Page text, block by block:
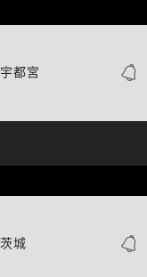
宇都宮
茨城